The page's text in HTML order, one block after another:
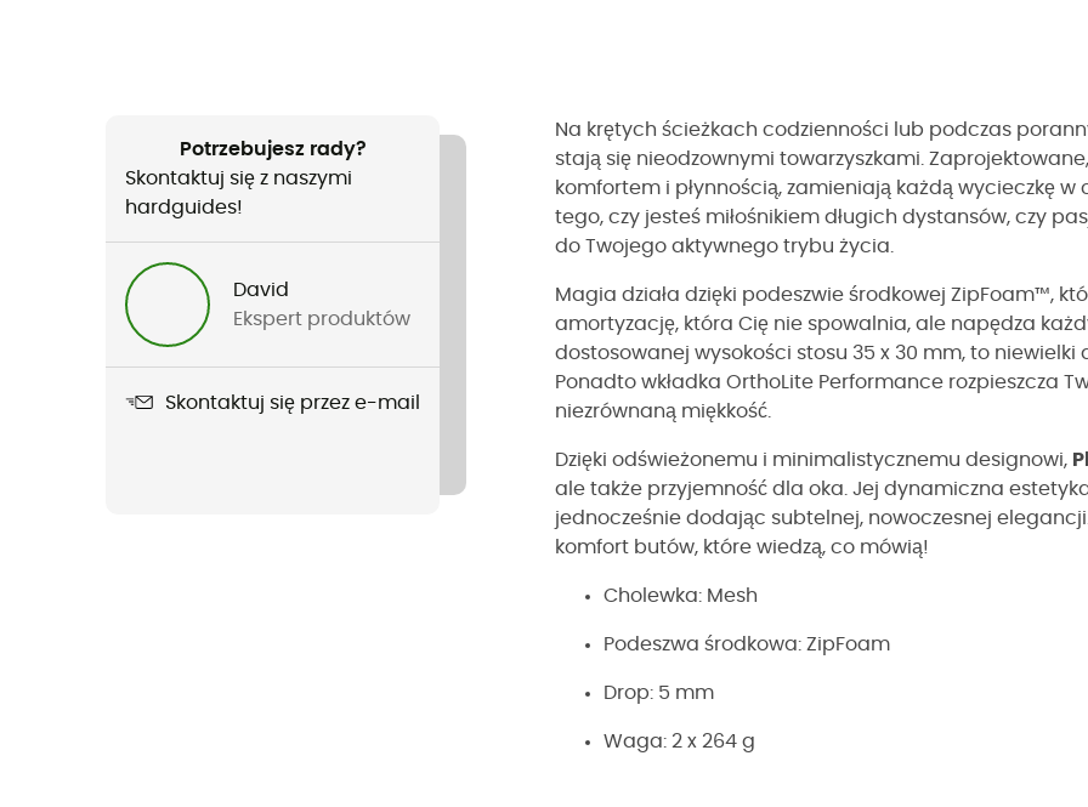
Potrzebujesz rady?
Skontaktuj się z naszymi
hardguides!
David
Ekspert produktów
Skontaktuj się przez e-mail
Na krętych ścieżkach codzienności lub podczas
stają się nieodzownymi towarzyszkami.
komfortem i płynnością, zamieniają każdą wycieczkę
tego, czy jesteś miłośnikiem długich dystansów, czy
do Twojego aktywnego trybu życia.
Magia działa dzięki podeszwie środkowej ZipFoam™,
amortyzację, która Cię nie spowalnia, ale napędza
dostosowanej wysokości stosu 35 x 30 mm, to niewielki
Ponadto wkładka OrthoLite Performance rozpieszcza
niezrównaną miękkość.
Dzięki odświeżonemu i minimalistycznemu designowi,
ale także przyjemność dla oka. Jej dynamiczna
jednocześnie dodając subtelnej, nowoczesnej
komfort butów, które wiedzą, co mówią!
Cholewka: Mesh
Podeszwa środkowa: ZipFoam
Drop: 5 mm
Waga: 2 x 264 g